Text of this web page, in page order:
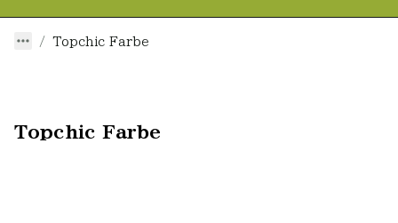
Topchic Farbe
Topchic Farbe